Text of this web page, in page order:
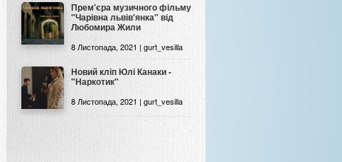
Прем'єра музичного фільму
"Чарівна львів'янка" від
Любомира Жили
8 Листопада, 2021 | gurt_vesilla
Новий кліп Юлі Канаки -
"Наркотик"
8 Листопада, 2021 | gurt_vesilla